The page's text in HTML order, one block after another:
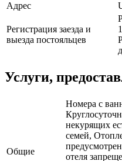
Адрес
Регистрация заезда и
выезда постояльцев
Услуги,
Общие
Номера с
некурящих
семей,
отеля